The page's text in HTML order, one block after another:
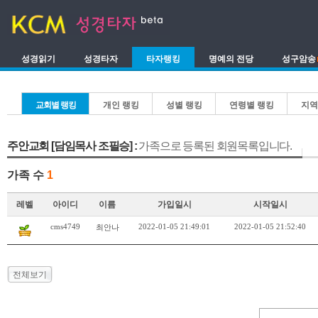
성경읽기 성경타자 타자랭킹 명예의 전당 성구암송
교회별 랭킹 개인 랭킹 성별 랭킹 연령별 랭킹 지
주안교회 [담임목사 조필승] :가족으로 등록된 회원목록입니다.
가족 수 1
레벨 아이디 이름 가입일시 시작일시
cms4749 최안나 2022-01-05 21:49:01 2022-01-05 21:52:40
전체보기